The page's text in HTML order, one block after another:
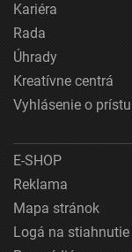
Kariéra
Rada
Úhrady
Kreatívne centrá
Vyhlásenie o
E-SHOP
Reklama
Mapa stránok
Logá na stiahnutie